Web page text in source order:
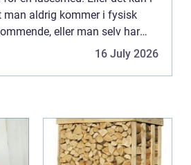
aldrig kommer i fysisk
eller man selv har
for de...
16 July 2026